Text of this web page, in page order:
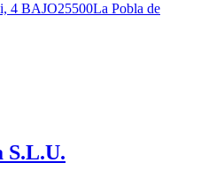
4 BAJO25500La Pobla de
S.L.U.